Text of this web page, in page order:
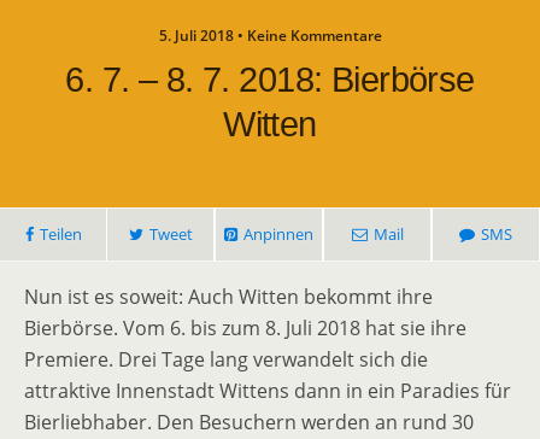
5. Juli 2018 • Keine Kommentare
6. 7. – 8. 7. 2018: Bierbörse
Witten
Teilen Tweet Anpinnen Mail SMS
Nun ist es soweit: Auch Witten bekommt ihre
Bierbörse. Vom 6. bis zum 8. Juli 2018 hat sie ihre
Premiere. Drei Tage lang verwandelt sich die
attraktive Innenstadt Wittens dann in ein Paradies für
Bierliebhaber. Den Besuchern werden an rund 30